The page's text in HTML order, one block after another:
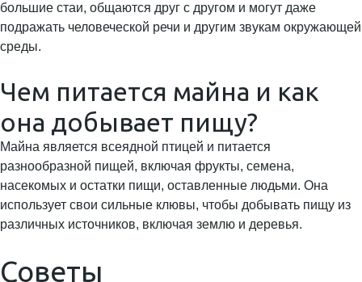
большие стаи, общаются друг с другом и могут даже
подражать человеческой речи и другим звукам окружающей
среды.
Чем питается майна и как
она добывает пищу?
Майна является всеядной птицей и питается
разнообразной пищей, включая фрукты, семена,
насекомых и остатки пищи, оставленные людьми. Она
использует свои сильные клювы, чтобы добывать пищу из
различных источников, включая землю и деревья.
Советы